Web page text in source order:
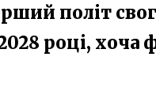
політ
році, хоча